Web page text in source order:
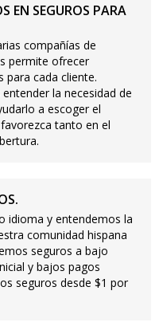
EN SEGUROS PARA
compañías de
permite ofrecer
para cada cliente.
la necesidad de
a escoger el
tanto en el
idioma y entendemos la
comunidad hispana
seguros a bajo
y bajos pagos
seguros desde $1 por